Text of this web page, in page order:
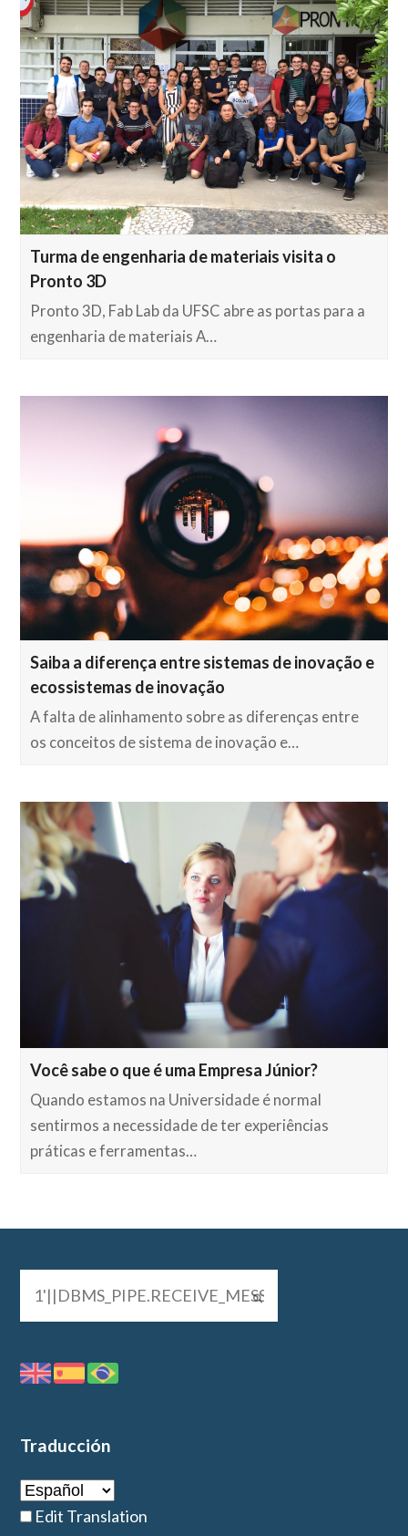
Turma de engenharia de materiais visita o
Pronto 3D
Pronto 3D, Fab Lab da UFSC abre as portas para a
engenharia de materiais A…
Saiba a diferença entre sistemas de inovação e
ecossistemas de inovação
A falta de alinhamento sobre as diferenças entre
os conceitos de sistema de inovação e…
Você sabe o que é uma Empresa Júnior?
Quando estamos na Universidade é normal
sentirmos a necessidade de ter experiências
práticas e ferramentas…
Traducción
Edit Translation